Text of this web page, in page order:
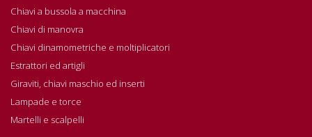
Chiavi a bussola a macchina
Chiavi di manovra
Chiavi dinamometriche e moltiplicatori
Estrattori ed artigli
Giraviti, chiavi maschio ed inserti
Lampade e torce
Martelli e scalpelli